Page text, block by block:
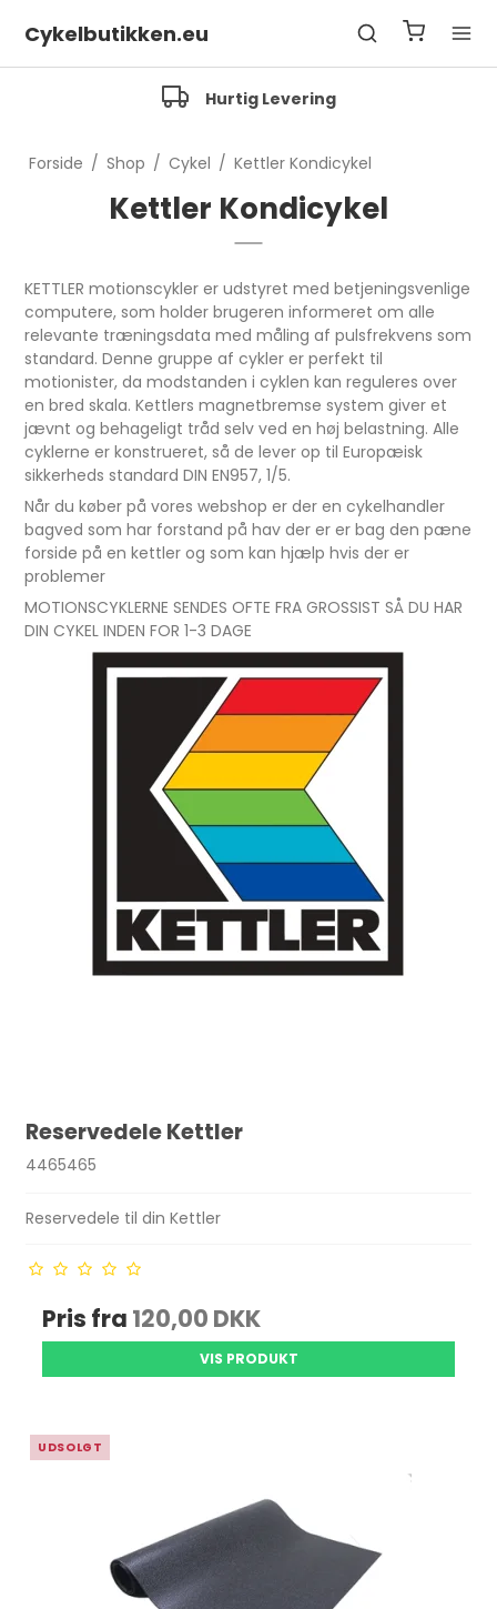
Cykelbutikken.eu
Hurtig Levering
Forside / Shop / Cykel / Kettler Kondicykel
Kettler Kondicykel
KETTLER motionscykler er udstyret med betjeningsvenlige
computere, som holder brugeren informeret om alle
relevante træningsdata med måling af pulsfrekvens som
standard. Denne gruppe af cykler er perfekt til
motionister, da modstanden i cyklen kan reguleres over
en bred skala. Kettlers magnetbremse system giver et
jævnt og behageligt tråd selv ved en høj belastning. Alle
cyklerne er konstrueret, så de lever op til Europæisk
sikkerheds standard DIN EN957, 1/5.
Når du køber på vores webshop er der en cykelhandler
bagved som har forstand på hav der er er bag den pæne
forside på en kettler og som kan hjælp hvis der er
problemer
MOTIONSCYKLERNE SENDES OFTE FRA GROSSIST SÅ DU HAR
DIN CYKEL INDEN FOR 1-3 DAGE
Reservedele Kettler
4465465
Reservedele til din Kettler
Pris fra 120,00 DKK
VIS PRODUKT
UDSOLGT